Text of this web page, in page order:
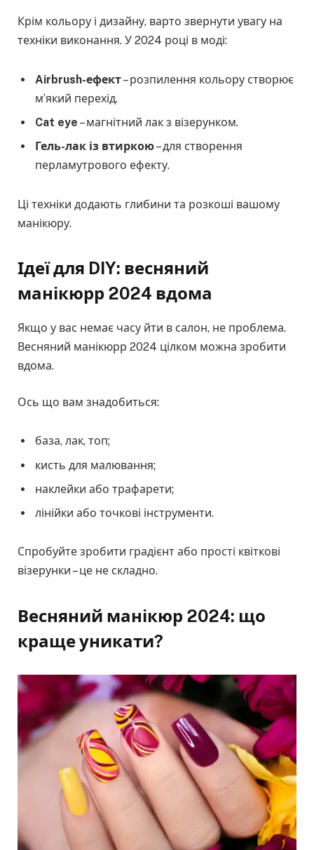
Крім кольору і дизайну, варто звернути увагу на
техніки виконання. У 2024 році в моді:
Airbrush-ефект– розпилення кольору створює
м’який перехід.
Cat eye – магнітний лак з візерунком.
Гель-лак із втиркою– для створення
перламутрового ефекту.
Ці техніки додають глибини та розкоші вашому
манікюру.
Ідеї для DIY: весняний
манікюрр 2024 вдома
Якщо у вас немає часу йти в салон, не проблема.
Весняний манікюрр 2024 цілком можна зробити
вдома.
Ось що вам знадобиться:
база, лак, топ;
кисть для малювання;
наклейки або трафарети;
лінійки або точкові інструменти.
Спробуйте зробити градієнт або прості квіткові
візерунки – це не складно.
Весняний манікюр 2024: що
краще уникати?